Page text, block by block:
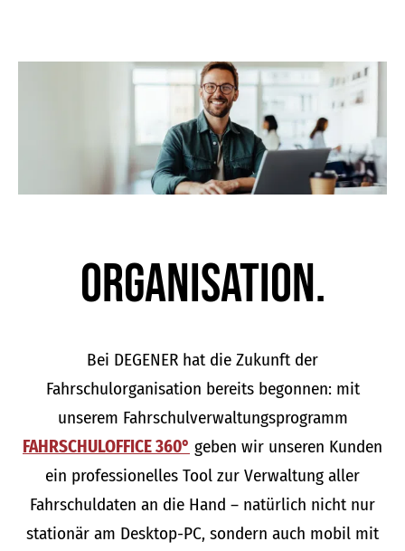
Organisation.
Bei DEGENER hat die Zukunft der
Fahrschulorganisation bereits begonnen: mit
unserem Fahrschulverwaltungsprogramm
FAHRSCHULOFFICE 360° geben wir unseren Kunden
ein professionelles Tool zur Verwaltung aller
Fahrschuldaten an die Hand – natürlich nicht nur
stationär am Desktop-PC, sondern auch mobil mit